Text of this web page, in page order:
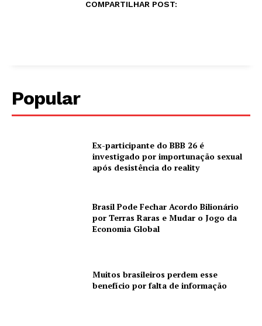
COMPARTILHAR POST:
Popular
Ex-participante do BBB 26 é
investigado por importunação sexual
após desistência do reality
Brasil Pode Fechar Acordo Bilionário
por Terras Raras e Mudar o Jogo da
Economia Global
Muitos brasileiros perdem esse
benefício por falta de informação